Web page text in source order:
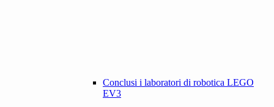
Conclusi i laboratori di robotica LEGO
EV3